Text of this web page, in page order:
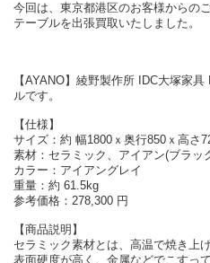
今回は、東京都港区のお客様からの
テーブルを出張買取いたしました。
【AYANO】綾野製作所 IDC大塚家
ルです。
【仕様】
サイズ：約 幅1800ｘ奥行850ｘ高さ
素材：セラミック、アイアン(ブラッ
カラー：アイアングレイ
重量：約 61.5kg
参考価格：278,300 円
【商品説明】
セラミック素材とは、高温で焼き上
表面硬度が高く、金属などでこすっ